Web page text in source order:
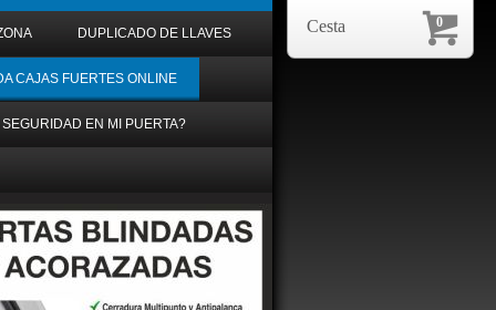
DUPLICADO DE LLAVES
CAJAS FUERTES ONLINE
EN MI PUERTA?
0
Cesta